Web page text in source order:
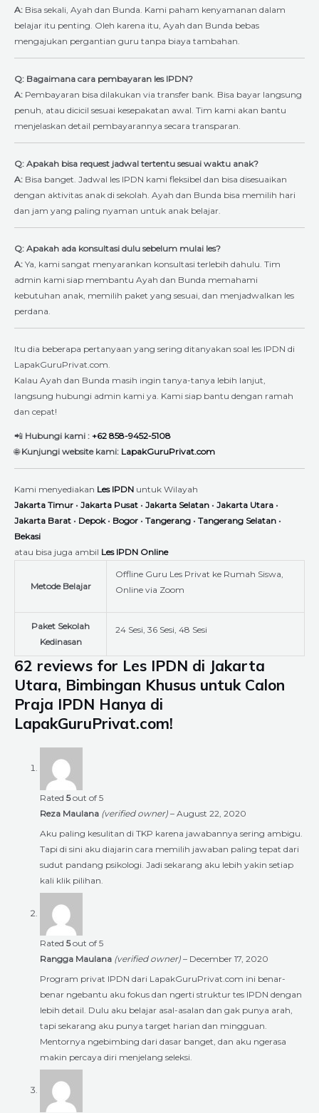
A: Bisa sekali, Ayah dan Bunda. Kami paham kenyamanan dalam
belajar itu penting. Oleh karena itu, Ayah dan Bunda bebas
mengajukan pergantian guru tanpa biaya tambahan.
Q: Bagaimana cara pembayaran les IPDN?
A: Pembayaran bisa dilakukan via transfer bank. Bisa bayar langsung
penuh, atau dicicil sesuai kesepakatan awal. Tim kami akan bantu
menjelaskan detail pembayarannya secara transparan.
Q: Apakah bisa request jadwal tertentu sesuai waktu anak?
A: Bisa banget. Jadwal les IPDN kami fleksibel dan bisa disesuaikan
dengan aktivitas anak di sekolah. Ayah dan Bunda bisa memilih hari
dan jam yang paling nyaman untuk anak belajar.
Q: Apakah ada konsultasi dulu sebelum mulai les?
A: Ya, kami sangat menyarankan konsultasi terlebih dahulu. Tim
admin kami siap membantu Ayah dan Bunda memahami
kebutuhan anak, memilih paket yang sesuai, dan menjadwalkan les
perdana.
Itu dia beberapa pertanyaan yang sering ditanyakan soal les IPDN di
LapakGuruPrivat.com.
Kalau Ayah dan Bunda masih ingin tanya-tanya lebih lanjut,
langsung hubungi admin kami ya. Kami siap bantu dengan ramah
dan cepat!
📲 Hubungi kami : +62 858-9452-5108
🌐Kunjungi website kami: LapakGuruPrivat.com
Kami menyediakan Les IPDN untuk Wilayah
Jakarta Timur • Jakarta Pusat • Jakarta Selatan • Jakarta Utara •
Jakarta Barat • Depok • Bogor • Tangerang • Tangerang Selatan •
Bekasi
atau bisa juga ambil Les IPDN Online
Metode Belajar
Offline Guru Les Privat ke Rumah Siswa,
Online via Zoom
Paket Sekolah
Kedinasan
24 Sesi, 36 Sesi, 48 Sesi
62 reviews for Les IPDN di Jakarta
Utara, Bimbingan Khusus untuk Calon
Praja IPDN Hanya di
LapakGuruPrivat.com!
Rated 5out of 5
Reza Maulana (verified owner) – August 22, 2020
Aku paling kesulitan di TKP karena jawabannya sering ambigu.
Tapi di sini aku diajarin cara memilih jawaban paling tepat dari
sudut pandang psikologi. Jadi sekarang aku lebih yakin setiap
kali klik pilihan.
Rated 5out of 5
Rangga Maulana (verified owner) – December 17, 2020
Program privat IPDN dari LapakGuruPrivat.com ini benar-
benar ngebantu aku fokus dan ngerti struktur tes IPDN dengan
lebih detail. Dulu aku belajar asal-asalan dan gak punya arah,
tapi sekarang aku punya target harian dan mingguan.
Mentornya ngebimbing dari dasar banget, dan aku ngerasa
makin percaya diri menjelang seleksi.